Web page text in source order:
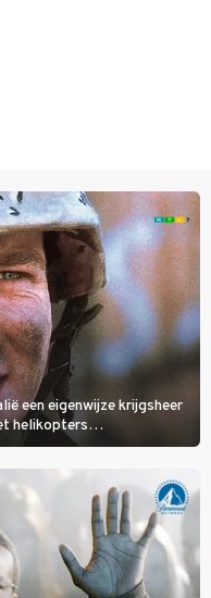
een eigenwijze krijgsheer
helikopters